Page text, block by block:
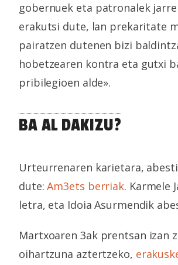
gobernuek eta patronalek
erakutsi dute, lan prekaritate
pairatzen dutenen bizi
hobetzearen kontra eta gutxi
pribilegioen alde».
BA AL DAKIZU?
Urteurrenaren karietara,
dute:Am3ets berriak. Karmele
letra, eta Idoia Asurmendik
Martxoaren 3ak prentsan izan
oihartzuna aztertzeko,